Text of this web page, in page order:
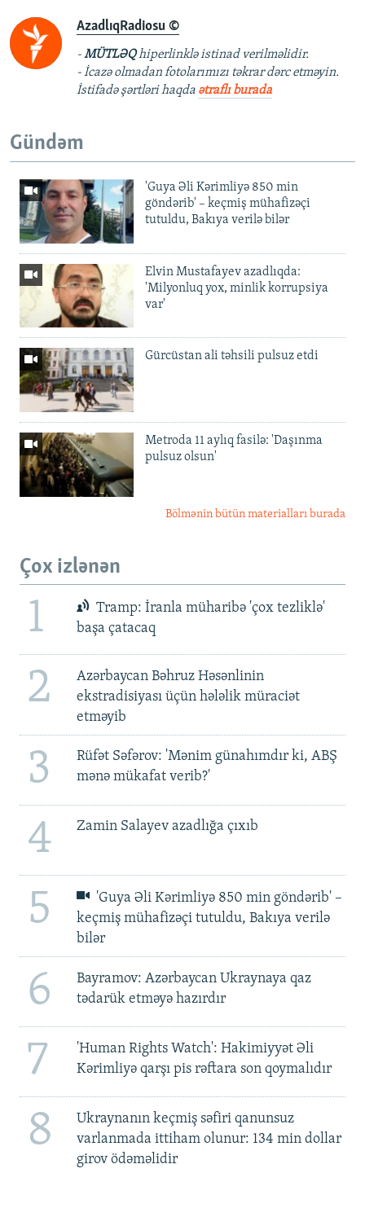
AzadlıqRadiosu ©
-MÜTLƏQhiperlinklə istinad verilməlidir.
- İcazə olmadan fotolarımızı təkrar dərc etməyin.
İstifadə şərtləri haqda ətraflı burada
Gündəm
'Guya Əli Kərimliyə 850 min
göndərib' – keçmiş mühafizəçi
tutuldu, Bakıya verilə bilər
Elvin Mustafayev azadlıqda:
'Milyonluq yox, minlik korrupsiya
var'
Gürcüstan ali təhsili pulsuz etdi
Metroda 11 aylıq fasilə: 'Daşınma
pulsuz olsun'
Bölmənin bütün materialları burada
Çox izlənən
1
Tramp: İranla müharibə 'çox tezliklə'
başa çatacaq
2
Azərbaycan Bəhruz Həsənlinin
ekstradisiyası üçün hələlik müraciət
etməyib
3
Rüfət Səfərov: 'Mənim günahımdır ki, ABŞ
mənə mükafat verib?'
4 Zamin Salayev azadlığa çıxıb
5
'Guya Əli Kərimliyə 850 min göndərib' –
keçmiş mühafizəçi tutuldu, Bakıya verilə
bilər
6
Bayramov: Azərbaycan Ukraynaya qaz
tədarük etməyə hazırdır
7
'Human Rights Watch': Hakimiyyət Əli
Kərimliyə qarşı pis rəftara son qoymalıdır
8
Ukraynanın keçmiş səfiri qanunsuz
varlanmada ittiham olunur: 134 min dollar
girov ödəməlidir